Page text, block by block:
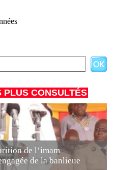
PLUS CONSULTÉS
de l’imam
de la banlieue